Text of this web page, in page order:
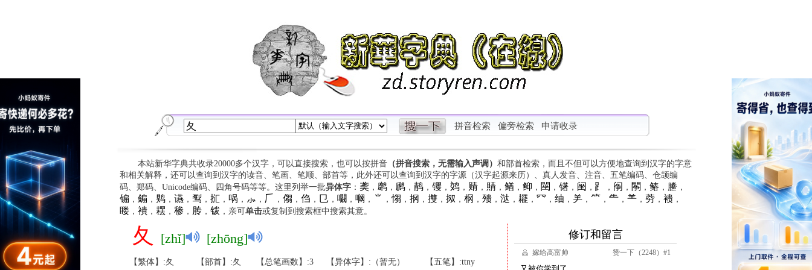
拼音检索 偏旁检索 申请收录
本站新华字典共收录20000多个汉字，可以直接搜索，也可以按拼音（拼音搜索，无需输入声调） 和部首检索，而且不但可以方便地查询到汉字的字意
和相关解释，还可以查询到汉字的读音、笔画、笔顺、部首等，此外还可以查询到汉字的字源（汉字起源来历）、真人发音、注音、五笔编码、仓颉编
码、郑码、Unicode编码、四角号码等等。这里列举一批异体字： 䶮 ， 䴙， 䴘， 䴖， 䦆， 䴔， 䞍， 䝼， 䲡 ， 䲟 ， 䦟 ， 䦃， 䦷 ， ⻊ ， 䦶 ， 䦛 ， 䲠 ， 䲢 ，
䦂 ， 䥇 ， 䴗， 䜩， 䴕， 㧟 ， 㖞 ， ⺗ ， 𠂆 ， 㑳 ， 㑇 ， 㔾 ， 㘚 ， 㘎 ， ⺌ ， 㥮 ， 㧏 ， 㩳， 㧐 ， 㭎 ， 㱮， 㳠 ， 䎱 ， ⺳ ， 䌷 ， ⺶， ⺮ ， ⺧， ⺷， 䓖， 䙌，
䁖， 䙡， 䎬 ， 䅟， 䏝， 䥽，亲可单击或复制到搜索框中搜索其意。
夂 [zhǐ] [zhōng]
【繁体】:夂 【部首】:夂 【总笔画数】:3 【异体字】:（暂无） 【五笔】:ttny